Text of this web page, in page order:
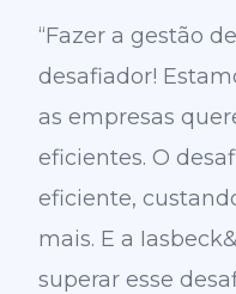
“Fazer a gestão
desafiador!
as empresas
eficientes. O
eficiente,
mais. E a
superar esse